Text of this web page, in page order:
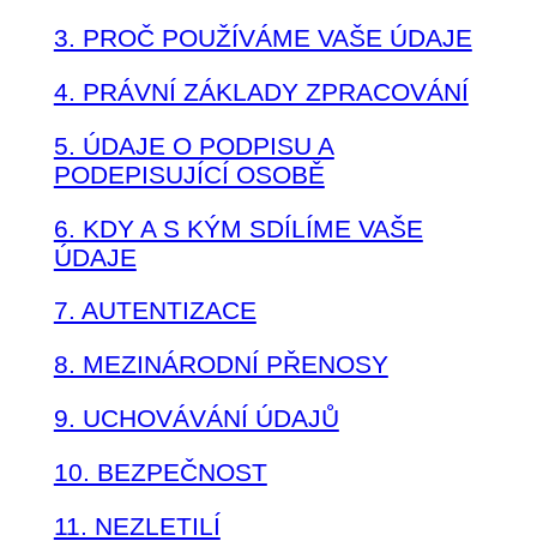
3. PROČ POUŽÍVÁME VAŠE ÚDAJE
4. PRÁVNÍ ZÁKLADY ZPRACOVÁNÍ
5. ÚDAJE O PODPISU A
PODEPISUJÍCÍ OSOBĚ
6. KDY A S KÝM SDÍLÍME VAŠE
ÚDAJE
7. AUTENTIZACE
8. MEZINÁRODNÍ PŘENOSY
9. UCHOVÁVÁNÍ ÚDAJŮ
10. BEZPEČNOST
11. NEZLETILÍ